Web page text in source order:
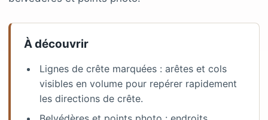
À découvrir
Lignes de crête marquées : arêtes et cols
visibles en volume pour repérer rapidement
les directions de crête.